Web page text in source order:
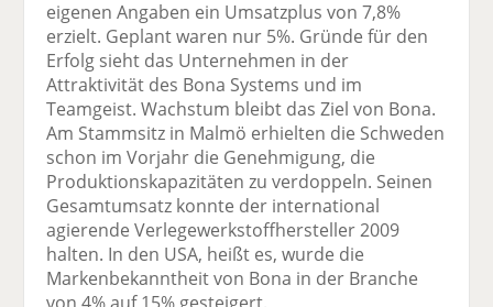
eigenen Angaben ein Umsatzplus von 7,8%
erzielt. Geplant waren nur 5%. Gründe für den
Erfolg sieht das Unternehmen in der
Attraktivität des Bona Systems und im
Teamgeist. Wachstum bleibt das Ziel von Bona.
Am Stammsitz in Malmö erhielten die Schweden
schon im Vorjahr die Genehmigung, die
Produktionskapazitäten zu verdoppeln. Seinen
Gesamtumsatz konnte der international
agierende Verlegewerkstoffhersteller 2009
halten. In den USA, heißt es, wurde die
Markenbekanntheit von Bona in der Branche